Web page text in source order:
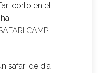
corto en el
CAMP
safari de día